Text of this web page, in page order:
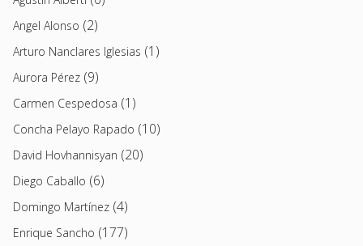
Angel Alonso (2)
Arturo Nanclares Iglesias (1)
Aurora Pérez (9)
Carmen Cespedosa (1)
Concha Pelayo Rapado (10)
David Hovhannisyan (20)
Diego Caballo (6)
Domingo Martínez (4)
Enrique Sancho (177)